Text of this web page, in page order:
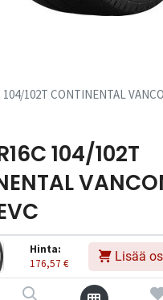
Hinta:
176,57 € Lisää
104/102T CONTINENTAL
104/102T
Tuotekoodi:231747
Sisältää ALV:n / kpl